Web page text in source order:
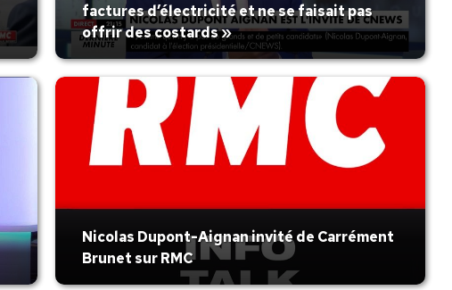
factures d’électricité et ne se faisait pas
offrir des costards »
Nicolas Dupont-Aignan invité de Carrément
Brunet sur RMC